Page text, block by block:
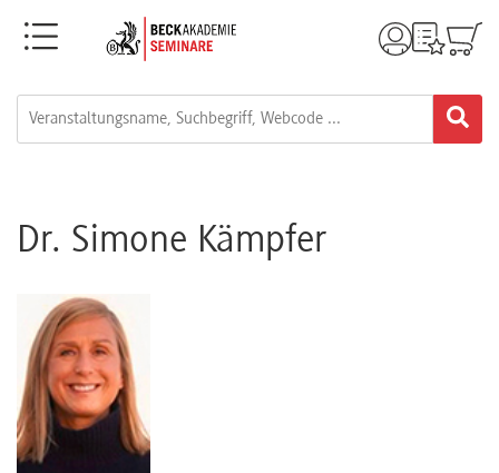
Menü
Webinare
e-
Learnings
Dr. Simone Kämpfer